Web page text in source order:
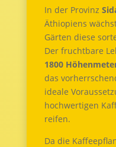
In der Provinz
Äthiopiens
Gärten diese
Der fruchtbare
1800
das
ideale
hochwertigen
reifen.
Da die